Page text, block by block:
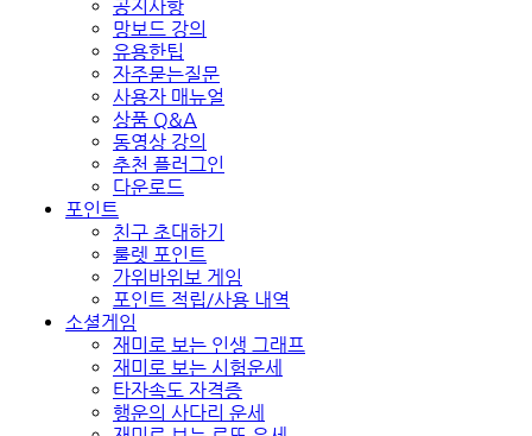
공지사항
망보드 강의
유용한팁
자주묻는질문
사용자 매뉴얼
상품 Q&A
동영상 강의
추천 플러그인
다운로드
포인트
친구 초대하기
룰렛 포인트
가위바위보 게임
포인트 적립/사용 내역
소셜게임
재미로 보는 인생 그래프
재미로 보는 시험운세
타자속도 자격증
행운의 사다리 운세